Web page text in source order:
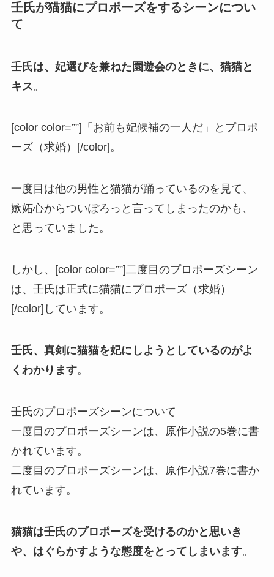
壬氏が猫猫にプロポーズをするシーンについ
て
壬氏は、妃選びを兼ねた園遊会のときに、猫猫と
キス。
[color color=””]「お前も妃候補の一人だ」とプロポ
ーズ（求婚）[/color]。
一度目は他の男性と猫猫が踊っているのを見て、
嫉妬心からついぽろっと言ってしまったのかも、
と思っていました。
しかし、[color color=””]二度目のプロポーズシーン
は、壬氏は正式に猫猫にプロポーズ（求婚）
[/color]しています。
壬氏、真剣に猫猫を妃にしようとしているのがよ
くわかります。
壬氏のプロポーズシーンについて
一度目のプロポーズシーンは、原作小説の5巻に書
かれています。
二度目のプロポーズシーンは、原作小説7巻に書か
れています。
猫猫は壬氏のプロポーズを受けるのかと思いき
や、はぐらかすような態度をとってしまいます。